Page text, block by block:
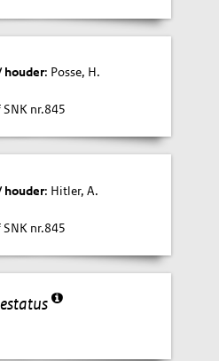
houder: Posse, H.
nr.845
houder: Hitler, A.
nr.845